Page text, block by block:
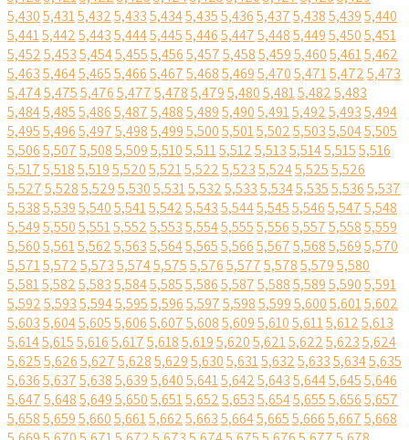
5,4305,4315,4325,4335,4345,4355,4365,4375,4385,4395,440
5,4415,4425,4435,4445,4455,4465,4475,4485,4495,4505,451
5,4525,4535,4545,4555,4565,4575,4585,4595,4605,4615,462
5,4635,4645,4655,4665,4675,4685,4695,4705,4715,4725,473
5,4745,4755,4765,4775,4785,4795,4805,4815,4825,483
5,4845,4855,4865,4875,4885,4895,4905,4915,4925,4935,494
5,4955,4965,4975,4985,4995,5005,5015,5025,5035,5045,505
5,5065,5075,5085,5095,5105,5115,5125,5135,5145,5155,516
5,5175,5185,5195,5205,5215,5225,5235,5245,5255,526
5,5275,5285,5295,5305,5315,5325,5335,5345,5355,5365,537
5,5385,5395,5405,5415,5425,5435,5445,5455,5465,5475,548
5,5495,5505,5515,5525,5535,5545,5555,5565,5575,5585,559
5,5605,5615,5625,5635,5645,5655,5665,5675,5685,5695,570
5,5715,5725,5735,5745,5755,5765,5775,5785,5795,580
5,5815,5825,5835,5845,5855,5865,5875,5885,5895,5905,591
5,5925,5935,5945,5955,5965,5975,5985,5995,6005,6015,602
5,6035,6045,6055,6065,6075,6085,6095,6105,6115,6125,613
5,6145,6155,6165,6175,6185,6195,6205,6215,6225,6235,624
5,6255,6265,6275,6285,6295,6305,6315,6325,6335,6345,635
5,6365,6375,6385,6395,6405,6415,6425,6435,6445,6455,646
5,6475,6485,6495,6505,6515,6525,6535,6545,6555,6565,657
5,6585,6595,6605,6615,6625,6635,6645,6655,6665,6675,668